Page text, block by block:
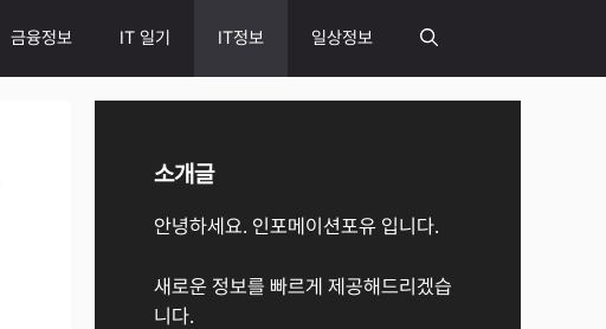
금융정보 IT 일기 IT정보 일상정보
소개글
안녕하세요. 인포메이션포유 입니다.
새로운 정보를 빠르게 제공해드리겠습
니다.